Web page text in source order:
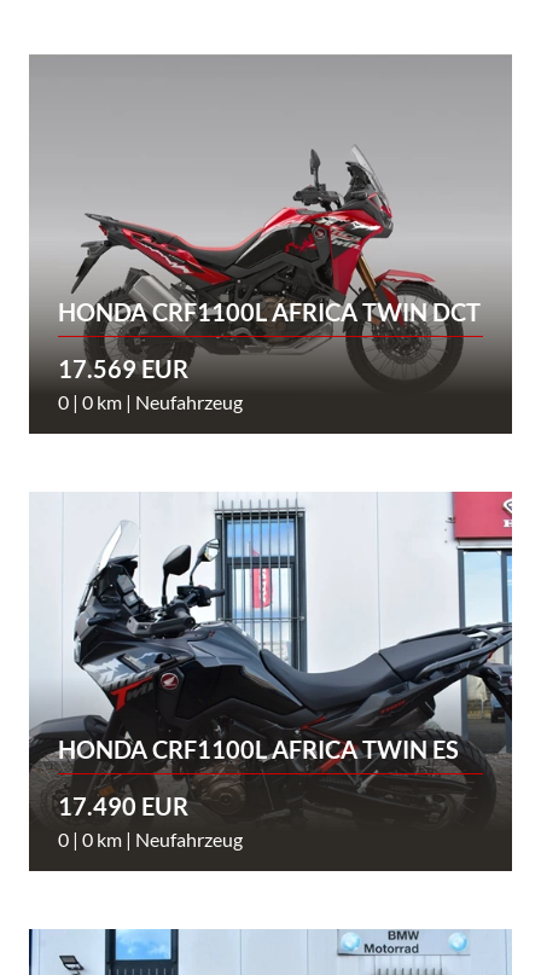
HONDA CRF1100L AFRICA TWIN DCT
17.569 EUR
0 | 0 km | Neufahrzeug
HONDA CRF1100L AFRICA TWIN ES
17.490 EUR
0 | 0 km | Neufahrzeug